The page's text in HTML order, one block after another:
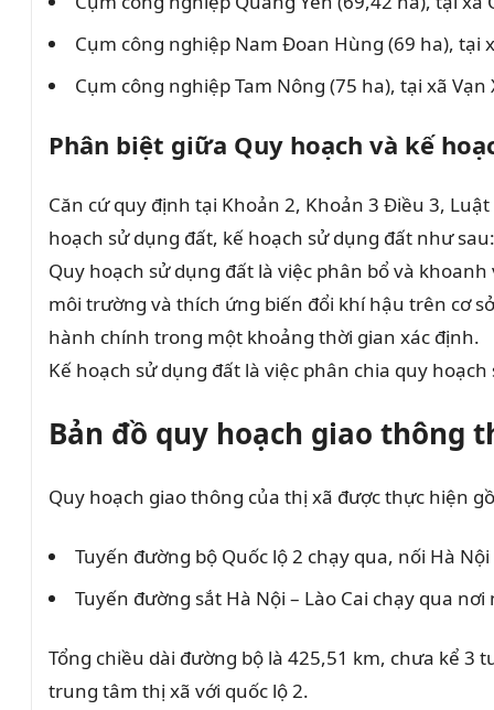
Cụm công nghiệp Nam Đoan Hùng (69 ha), tại
Cụm công nghiệp Tam Nông (75 ha), tại xã
Phân biệt giữa Quy hoạch và kế
Căn cứ quy định tại Khoản 2, Khoản 3 Điều 3,
hoạch sử dụng đất, kế hoạch sử dụng đất như sau:
Quy hoạch sử dụng đất là việc phân bổ và
môi trường và thích ứng biến đổi khí hậu trên cơ
hành chính trong một khoảng thời gian xác định.
Kế hoạch sử dụng đất là việc phân chia quy
Bản đồ quy hoạch giao thông
Quy hoạch giao thông của thị xã được thực hiện
Tuyến đường bộ Quốc lộ 2 chạy qua, nối Hà
Tuyến đường sắt Hà Nội – Lào Cai chạy qua nơi
Tổng chiều dài đường bộ là 425,51 km, chưa kể 3
trung tâm thị xã với quốc lộ 2.